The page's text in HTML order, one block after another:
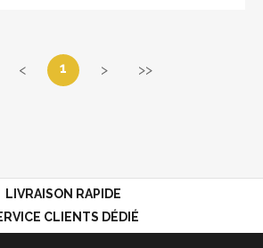
< 1 > >>
LIVRAISON RAPIDE
CLIENTS DÉDIÉ